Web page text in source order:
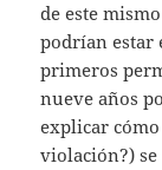
de este
podrían estar
primeros
nueve años
explicar
violación?)